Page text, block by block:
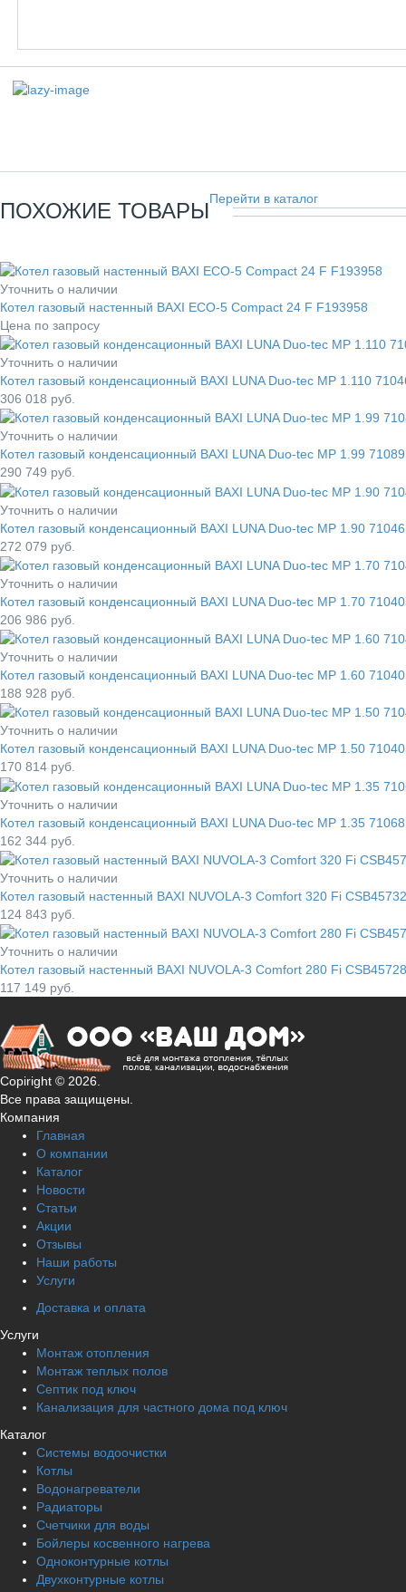
ПОХОЖИЕ ТОВАРЫПерейти в каталог
Уточнить о наличии
Котел газовый настенный BAXI ECO-5 Compact 24 F F193958
Цена по запросу
Уточнить о наличии
Котел газовый конденсационный BAXI LUNA Duo-tec MP 1.110
306 018 руб.
Уточнить о наличии
Котел газовый конденсационный BAXI LUNA Duo-tec MP 1.99
290 749 руб.
Уточнить о наличии
Котел газовый конденсационный BAXI LUNA Duo-tec MP 1.90
272 079 руб.
Уточнить о наличии
Котел газовый конденсационный BAXI LUNA Duo-tec MP 1.70
206 986 руб.
Уточнить о наличии
Котел газовый конденсационный BAXI LUNA Duo-tec MP 1.60
188 928 руб.
Уточнить о наличии
Котел газовый конденсационный BAXI LUNA Duo-tec MP 1.50
170 814 руб.
Уточнить о наличии
Котел газовый конденсационный BAXI LUNA Duo-tec MP 1.35
162 344 руб.
Уточнить о наличии
Котел газовый настенный BAXI NUVOLA-3 Comfort 320 Fi
124 843 руб.
Уточнить о наличии
Котел газовый настенный BAXI NUVOLA-3 Comfort 280 Fi
117 149 руб.
Copiright © 2026.
Все права защищены.
Компания
Главная
О компании
Каталог
Новости
Статьи
Акции
Отзывы
Наши работы
Услуги
Доставка и оплата
Услуги
Монтаж отопления
Монтаж теплых полов
Септик под ключ
Канализация для частного дома под ключ
Каталог
Системы водоочистки
Котлы
Водонагреватели
Радиаторы
Cчетчики для воды
Бойлеры косвенного нагрева
Одноконтурные котлы
Двухконтурные котлы